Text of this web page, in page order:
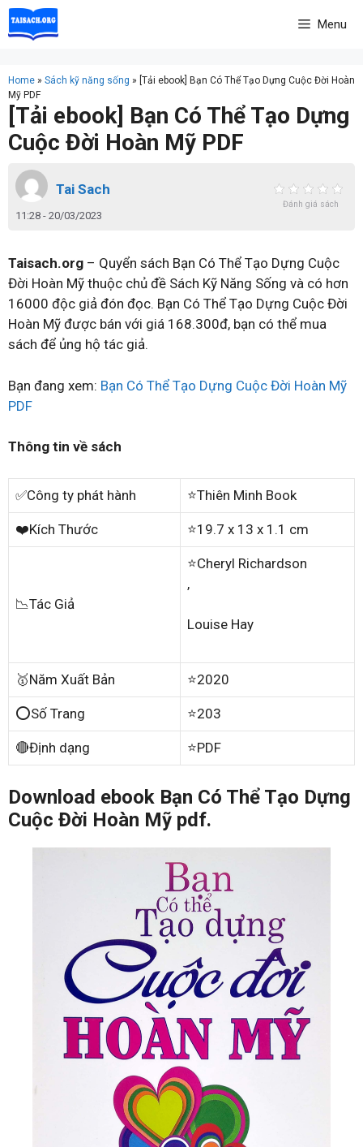
Skip
to
Menu
Home » Sách kỹ năng sống » [Tải ebook] Bạn Có Thể Tạo Dựng Cuộc Đời Hoàn
Mỹ PDF
[Tải ebook] Bạn Có Thể Tạo Dựng
Cuộc Đời Hoàn Mỹ PDF
Tai Sach
11:28 - 20/03/2023
Đánh giá sách
Taisach.org – Quyển sách Bạn Có Thể Tạo Dựng Cuộc
Đời Hoàn Mỹ thuộc chủ đề Sách Kỹ Năng Sống và có hơn
16000 độc giả đón đọc. Bạn Có Thể Tạo Dựng Cuộc Đời
Hoàn Mỹ được bán với giá 168.300đ, bạn có thể mua
sách để ủng hộ tác giả.
Bạn đang xem: Bạn Có Thể Tạo Dựng Cuộc Đời Hoàn Mỹ
PDF
Thông tin về sách
✅Công ty phát hành ⭐Thiên Minh Book
❤️Kích Thước ⭐19.7 x 13 x 1.1 cm
📉Tác Giả
⭐Cheryl Richardson
,
Louise Hay
🥇Năm Xuất Bản ⭐2020
⭕Số Trang ⭐203
🔴Định dạng ⭐PDF
Download ebook Bạn Có Thể Tạo Dựng
Cuộc Đời Hoàn Mỹ pdf.